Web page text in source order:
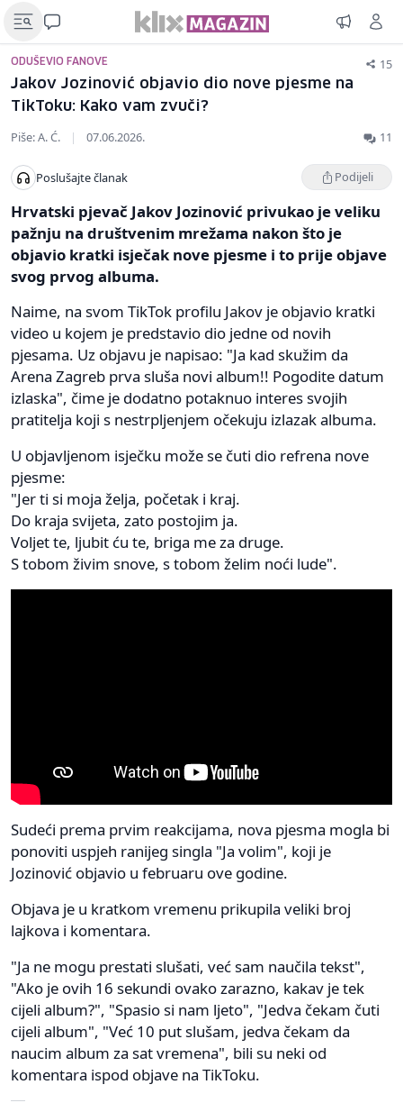
ODUŠEVIO FANOVE 15
Jakov Jozinović objavio dio nove pjesme na
TikToku: Kako vam zvuči?
Piše: A. Ć. | 07.06.2026. 11
Poslušajte članak Podijeli
Hrvatski pjevač Jakov Jozinović privukao je veliku
pažnju na društvenim mrežama nakon što je
objavio kratki isječak nove pjesme i to prije objave
svog prvog albuma.
Naime, na svom TikTok profilu Jakov je objavio kratki
video u kojem je predstavio dio jedne od novih
pjesama. Uz objavu je napisao: "Ja kad skužim da
Arena Zagreb prva sluša novi album!! Pogodite datum
izlaska", čime je dodatno potaknuo interes svojih
pratitelja koji s nestrpljenjem očekuju izlazak albuma.
U objavljenom isječku može se čuti dio refrena nove
pjesme:
"Jer ti si moja želja, početak i kraj.
Do kraja svijeta, zato postojim ja.
Voljet te, ljubit ću te, briga me za druge.
S tobom živim snove, s tobom želim noći lude".
Sudeći prema prvim reakcijama, nova pjesma mogla bi
ponoviti uspjeh ranijeg singla "Ja volim", koji je
Jozinović objavio u februaru ove godine.
Objava je u kratkom vremenu prikupila veliki broj
lajkova i komentara.
"Ja ne mogu prestati slušati, već sam naučila tekst",
"Ako je ovih 16 sekundi ovako zarazno, kakav je tek
cijeli album?", "Spasio si nam ljeto", "Jedva čekam čuti
cijeli album", "Već 10 put slušam, jedva čekam da
naucim album za sat vremena", bili su neki od
komentara ispod objave na TikToku.